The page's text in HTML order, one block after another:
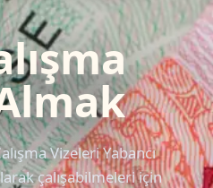
Vizeleri Yabancı
çalışabilmeleri için